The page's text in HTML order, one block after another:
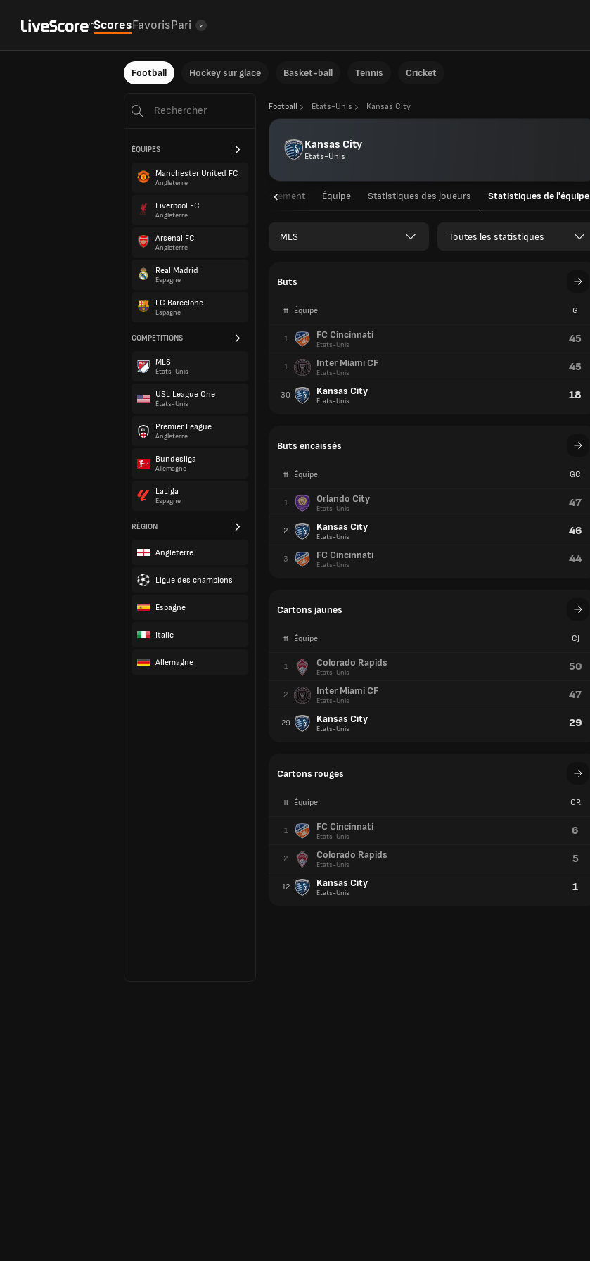
ScoresFavorisPari
Football Hockey sur glace Basket-ball Tennis Cricket
ÉQUIPES
Manchester United FC
Angleterre
Liverpool FC
Angleterre
Arsenal FC
Angleterre
Real Madrid
Espagne
FC Barcelone
Espagne
COMPÉTITIONS
MLS
États-Unis
USL League One
États-Unis
Premier League
Angleterre
Bundesliga
Allemagne
LaLiga
Espagne
RÉGION
Angleterre
Ligue des champions
Espagne
Italie
Allemagne
Football Etats-Unis Kansas City
Kansas City
Etats-Unis
Classement Équipe Statistiques des joueurs Statistiques de l'équipe
MLS Toutes les statistiques
Buts
# Équipe G
1 FC Cincinnati
Etats-Unis 45
1 Inter Miami CF
Etats-Unis 45
30 Kansas City
Etats-Unis 18
Buts encaissés
# Équipe GC
1 Orlando City
Etats-Unis 47
2 Kansas City
Etats-Unis 46
3 FC Cincinnati
Etats-Unis 44
Cartons jaunes
# Équipe CJ
1 Colorado Rapids
Etats-Unis 50
2 Inter Miami CF
Etats-Unis 47
29 Kansas City
Etats-Unis 29
Cartons rouges
# Équipe CR
1 FC Cincinnati
Etats-Unis 6
2 Colorado Rapids
Etats-Unis 5
12 Kansas City
Etats-Unis 1